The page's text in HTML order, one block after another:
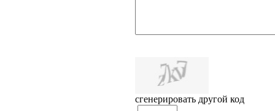
сгенерировать другой код